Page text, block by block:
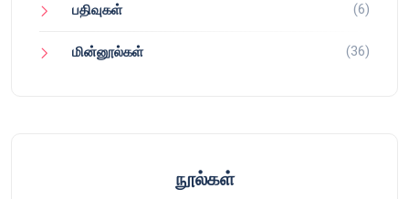
பதிவுகள் (6)
மின்னூல்கள் (36)
நூல்கள்